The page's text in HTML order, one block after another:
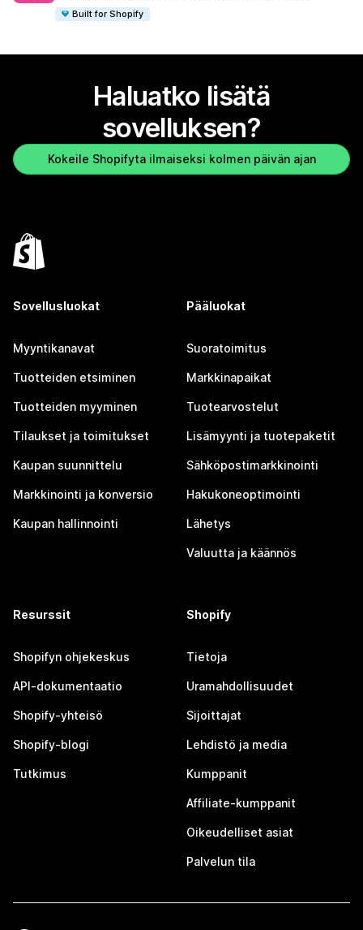
Built for Shopify
Haluatko lisätä
sovelluksen?
Kokeile Shopifyta ilmaiseksi kolmen päivän ajan
Sovellusluokat
Myyntikanavat
Tuotteiden etsiminen
Tuotteiden myyminen
Tilaukset ja toimitukset
Kaupan suunnittelu
Markkinointi ja konversio
Kaupan hallinnointi
Pääluokat
Suoratoimitus
Markkinapaikat
Tuotearvostelut
Lisämyynti ja tuotepaketit
Sähköpostimarkkinointi
Hakukoneoptimointi
Lähetys
Valuutta ja käännös
Resurssit
Shopifyn ohjekeskus
API-dokumentaatio
Shopify-yhteisö
Shopify-blogi
Tutkimus
Shopify
Tietoja
Uramahdollisuudet
Sijoittajat
Lehdistö ja media
Kumppanit
Affiliate-kumppanit
Oikeudelliset asiat
Palvelun tila